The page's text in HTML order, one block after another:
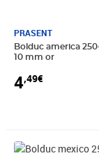
PRASENT
Bolduc america
10 mm or
4,49€
Prix 5,45€